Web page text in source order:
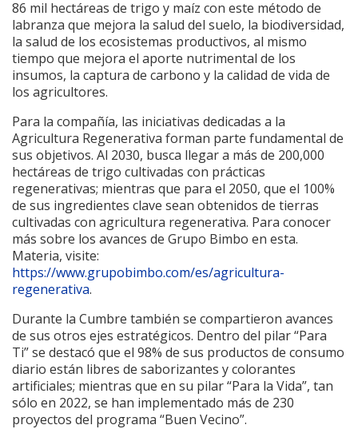
86 mil hectáreas de trigo y maíz con este método de
labranza que mejora la salud del suelo, la biodiversidad,
la salud de los ecosistemas productivos, al mismo
tiempo que mejora el aporte nutrimental de los
insumos, la captura de carbono y la calidad de vida de
los agricultores.
Para la compañía, las iniciativas dedicadas a la
Agricultura Regenerativa forman parte fundamental de
sus objetivos. Al 2030, busca llegar a más de 200,000
hectáreas de trigo cultivadas con prácticas
regenerativas; mientras que para el 2050, que el 100%
de sus ingredientes clave sean obtenidos de tierras
cultivadas con agricultura regenerativa. Para conocer
más sobre los avances de Grupo Bimbo en esta.
Materia, visite:
https://www.grupobimbo.com/es/agricultura-
regenerativa.
Durante la Cumbre también se compartieron avances
de sus otros ejes estratégicos. Dentro del pilar “Para
Ti” se destacó que el 98% de sus productos de consumo
diario están libres de saborizantes y colorantes
artificiales; mientras que en su pilar “Para la Vida”, tan
sólo en 2022, se han implementado más de 230
proyectos del programa “Buen Vecino”.